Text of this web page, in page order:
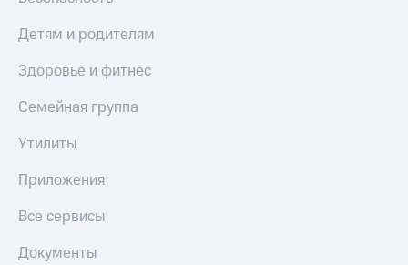
Детям и родителям
Здоровье и фитнес
Семейная группа
Утилиты
Приложения
Все сервисы
Документы